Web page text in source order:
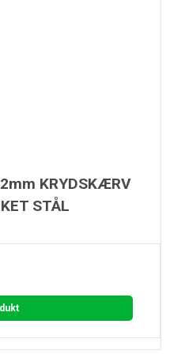
KRYDSKÆRV
STÅL